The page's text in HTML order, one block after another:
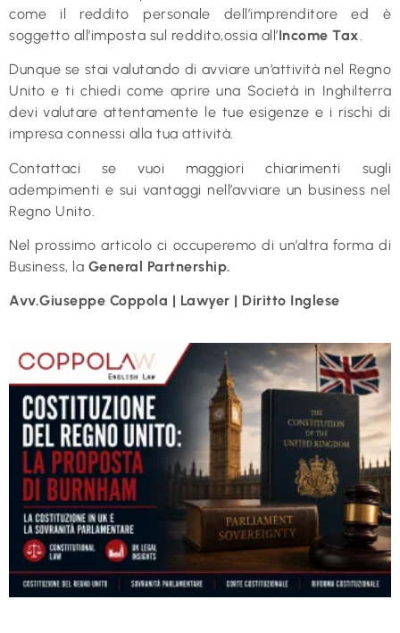
come il reddito personale dell’imprenditore ed è
soggetto all’imposta sul reddito,ossia all’Income Tax
Dunque se stai valutando di avviare un’attività nel Regno
Unito e ti chiedi come aprire una Società in Inghilterra
devi valutare attentamente le tue esigenze e i rischi di
impresa connessi alla tua attività.
Contattaci se vuoi maggiori chiarimenti sugli
adempimenti e sui vantaggi nell’avviare un business nel
Regno Unito.
Nel prossimo articolo ci occuperemo di un’altra forma di
Business, la General Partnership.
Avv.Giuseppe Coppola | Lawyer | Diritto Inglese